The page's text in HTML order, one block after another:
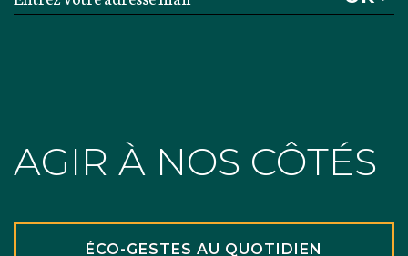
AGIR À NOS CÔTÉS
ÉCO-GESTES AU QUOTIDIEN